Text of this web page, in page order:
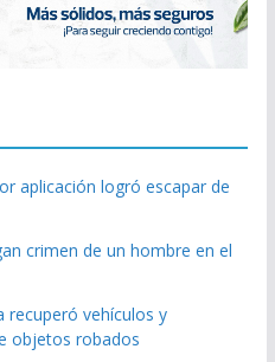
aplicación logró escapar de
crimen de un hombre en el
recuperó vehículos y
objetos robados